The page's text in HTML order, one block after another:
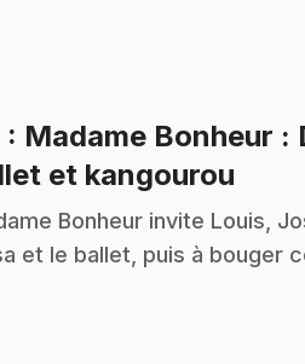
: Madame Bonheur :
et kangourou
Bonheur invite Louis,
et le ballet, puis à bouger